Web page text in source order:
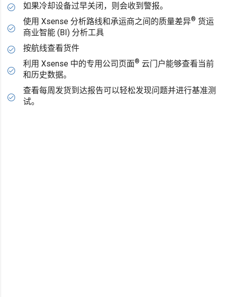
如果冷却设备过早关闭，则会收到警报。
使用 Xsense 分析路线和承运商之间的质量差异® 货运
商业智能 (BI) 分析工具
按航线查看货件
利用 Xsense 中的专用公司页面® 云门户能够查看当前
和历史数据。
查看每周发货到达报告可以轻松发现问题并进行基准测
试。